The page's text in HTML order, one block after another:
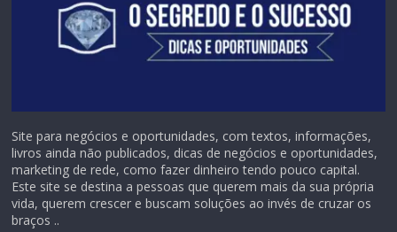
Site para negócios e oportunidades, com textos, informações,
livros ainda não publicados, dicas de negócios e oportunidades,
marketing de rede, como fazer dinheiro tendo pouco capital.
Este site se destina a pessoas que querem mais da sua própria
vida, querem crescer e buscam soluções ao invés de cruzar os
braços ..